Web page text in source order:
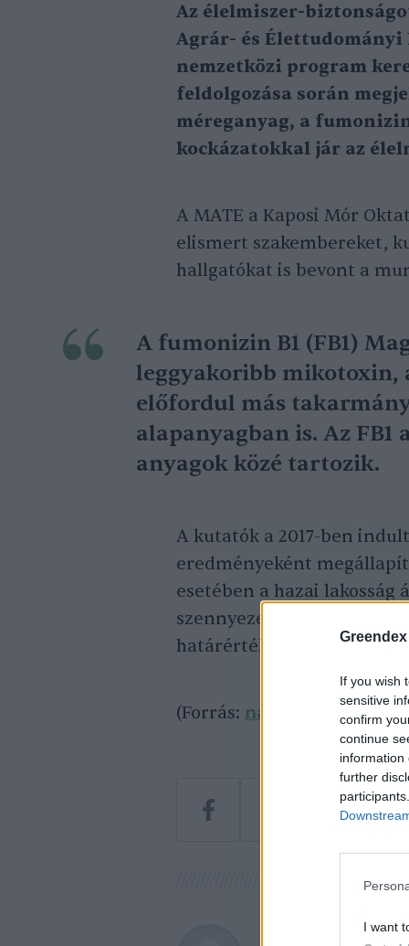
Greendex
If you wish
sensitive
confirm
continue
information
further
I want
Az élelmiszer-
Agrár- és Élettudományi
nemzetközi program
feldolgozása során
méreganyag, a
kockázatokkal jár az
A MATE a Kaposi Mór
elismert szakembereket,
hallgatókat is bevont a
A fumonizin B1 (FB1)
leggyakoribb
előfordul más
alapanyagban is. Az
anyagok közé tartozik.
A kutatók a 2017-ben
eredményeként
esetében a hazai
szennyezett élelmiszer-
határértékeket.
(Forrás: napi.hu Kép: